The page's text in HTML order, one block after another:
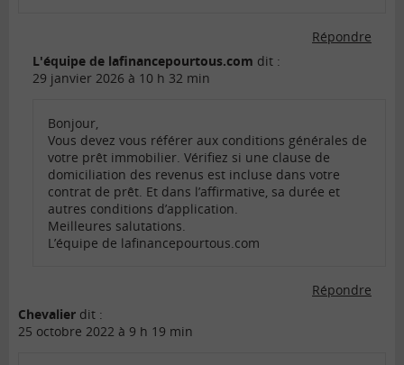
Répondre
L'équipe de lafinancepourtous.com dit :
29 janvier 2026 à 10 h 32 min
Bonjour,
Vous devez vous référer aux conditions générales de
votre prêt immobilier. Vérifiez si une clause de
domiciliation des revenus est incluse dans votre
contrat de prêt. Et dans l’affirmative, sa durée et
autres conditions d’application.
Meilleures salutations.
L’équipe de lafinancepourtous.com
Répondre
Chevalier dit :
25 octobre 2022 à 9 h 19 min